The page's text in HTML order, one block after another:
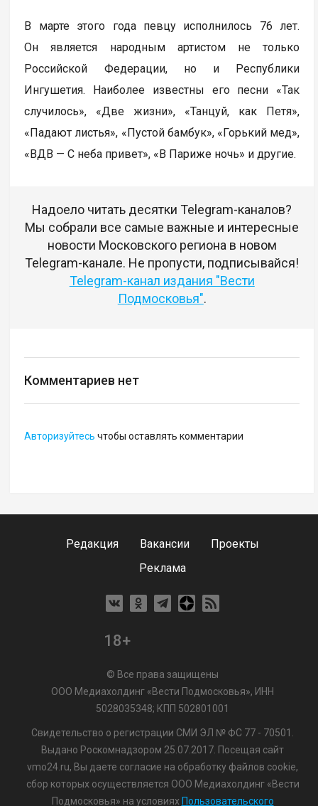
В марте этого года певцу исполнилось 76 лет.
Он является народным артистом не только
Российской Федерации, но и Республики
Ингушетия. Наиболее известны его песни «Так
случилось», «Две жизни», «Танцуй, как Петя»,
«Падают листья», «Пустой бамбук», «Горький мед»,
«ВДВ — С неба привет», «В Париже ночь» и другие.
Надоело читать десятки Telegram-каналов?
Мы собрали все самые важные и интересные
новости Московского региона в новом
Telegram-канале. Не пропусти, подписывайся!
Telegram-канал издания "Вести
Подмосковья".
Комментариев нет
Авторизуйтесь чтобы оставлять комментарии
Редакция Вакансии
Проекты
Реклама
18+
© Все права защищены
ООО Медиахолдинг «Вести Подмосковья», ИНН
5028035348; КПП 502801001
Свидетельство о регистрации СМИ ЭЛ № ФС 77 - 70501.
Выдано Роскомнадзором 25.07.2017. Посещая сайт
vmo24.ru, Вы даете согласие на обработку файлов cookie,
сбор которых осуществляется ООО Медиахолдинг «Вести
Подмосковья» на условиях Пользовательского